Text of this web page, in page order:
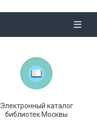
Электронный каталог
библиотек Москвы